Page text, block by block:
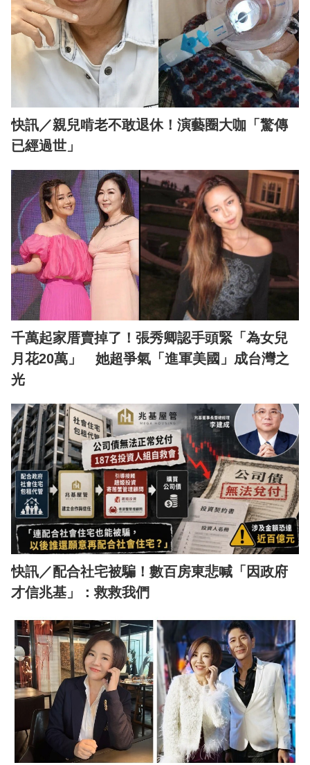
快訊／親兒啃老不敢退休！演藝圈大咖「驚傳
已經過世」
千萬起家厝賣掉了！張秀卿認手頭緊「為女兒
月花20萬」 她超爭氣「進軍美國」成台灣之
光
快訊／配合社宅被騙！數百房東悲喊「因政府
才信兆基」：救救我們